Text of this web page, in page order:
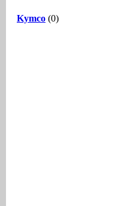
Kymco (0)